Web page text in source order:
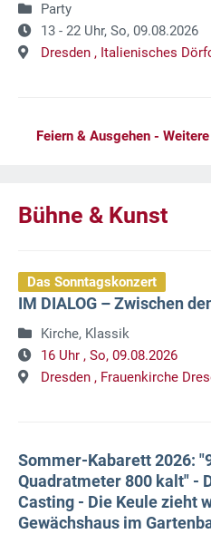
Party
13 - 22 Uhr, So, 09.08.2026
Dresden , Italienisches
Feiern & Ausgehen -
Bühne & Kunst
Das Sonntagskonzert
IM DIALOG – Zwischen
Kirche, Klassik
16 Uhr , So, 09.08.2026
Dresden , Frauenkirche
Sommer-Kabarett 2026:
Quadratmeter 800 kalt" -
Casting - Die Keule zieht
Gewächshaus im